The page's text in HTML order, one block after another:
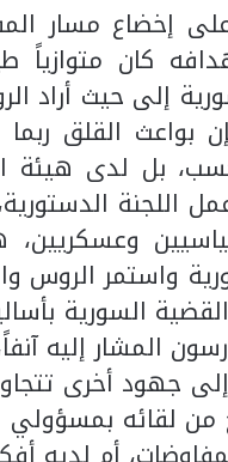
إخضاع مسار
كان
إلى حيث أراد
بواعث القلق
بل لدى هيئة
اللجنة
واستمر
السورية
المشار إليه
جهود أخرى
من لقائه